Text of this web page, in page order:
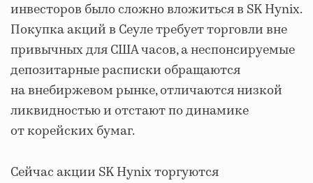
инвесторов было сложно вложиться в SK Hynix.
Покупка акций в Сеуле требует торговли вне
привычных для США часов, а неспонсируемые
депозитарные расписки обращаются
на внебиржевом рынке, отличаются низкой
ликвидностью и отстают по динамике
от корейских бумаг.
Сейчас акции SK Hynix торгуются